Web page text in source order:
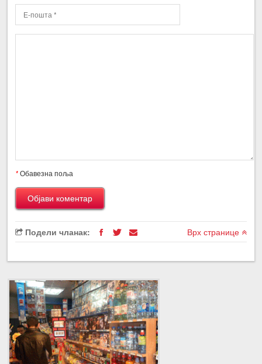
*Обавезна поља
Подели чланак: Врх странице